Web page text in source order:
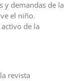
y demandas de la
el niño.
de la
revista